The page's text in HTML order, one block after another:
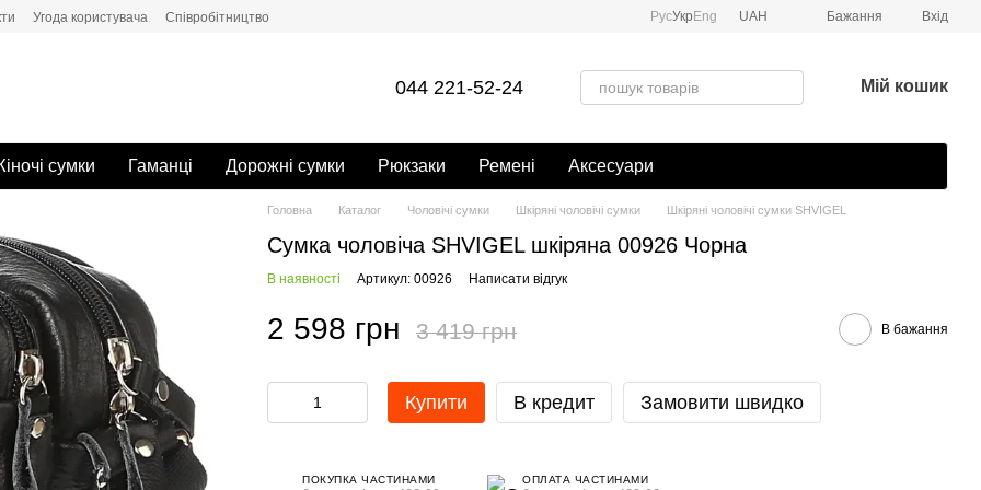
Угода користувача Cпівробітництво РусУкр Eng UAH Бажання Вхід
044 221-52-24 Мій кошик
сумки Гаманці Дорожні сумки Рюкзаки Ремені Аксесуари
Головна Каталог Чоловічі сумки Шкіряні чоловічі сумки Шкіряні чоловічі сумки SHVIGEL
Сумка чоловіча SHVIGEL шкіряна 00926 Чорна
В наявності Артикул: 00926 Написати відгук
2 598 грн 3 419 грн В бажання
Купити В кредит Замовити швидко
ПОКУПКА ЧАСТИНАМИ ОПЛАТА ЧАСТИНАМИ